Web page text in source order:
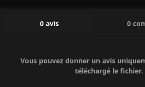
0 avis 0
Vous pouvez donner un avis
téléchargé le fichier.